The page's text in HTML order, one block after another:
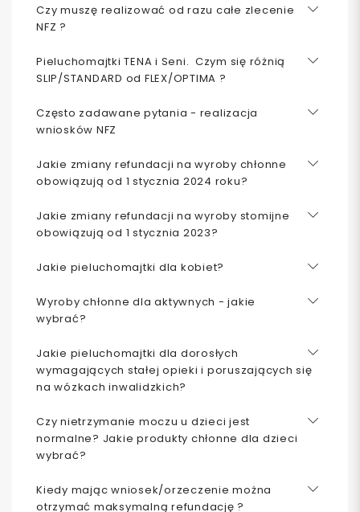
Czy muszę realizować od razu całe zlecenie
NFZ ?
Pieluchomajtki TENA i Seni. Czym się różnią
SLIP/STANDARD od FLEX/OPTIMA ?
Często zadawane pytania - realizacja
wniosków NFZ
Jakie zmiany refundacji na wyroby chłonne
obowiązują od 1 stycznia 2024 roku?
Jakie zmiany refundacji na wyroby stomijne
obowiązują od 1 stycznia 2023?
Jakie pieluchomajtki dla kobiet?
Wyroby chłonne dla aktywnych - jakie
wybrać?
Jakie pieluchomajtki dla dorosłych
wymagających stałej opieki i poruszających się
na wózkach inwalidzkich?
Czy nietrzymanie moczu u dzieci jest
normalne? Jakie produkty chłonne dla dzieci
wybrać?
Kiedy mając wniosek/orzeczenie można
otrzymać maksymalną refundację ?